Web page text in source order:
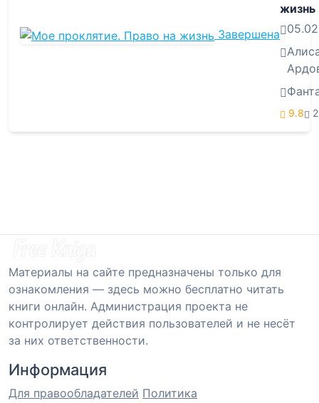
Завершена
жизнь
9.8
Материалы на сайте предназначены только для
ознакомления — здесь можно бесплатно читать
книги онлайн. Администрация проекта не
контролирует действия пользователей и не несёт
за них ответственности.
Информация
Для правообладателей Политика